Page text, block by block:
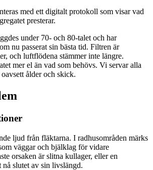
med ett digitalt protokoll som visar vad
presterar.
under 70- och 80-talet och har
nu passerat sin bästa tid. Filtren är
och luftflödena stämmer inte längre.
mer el än vad som behövs. Vi servar alla
ålder och skick.
ljud från fläktarna. I radhusområden märks
väggar och bjälklag för vidare
orsaken är slitna kullager, eller en
slutet av sin livslängd.